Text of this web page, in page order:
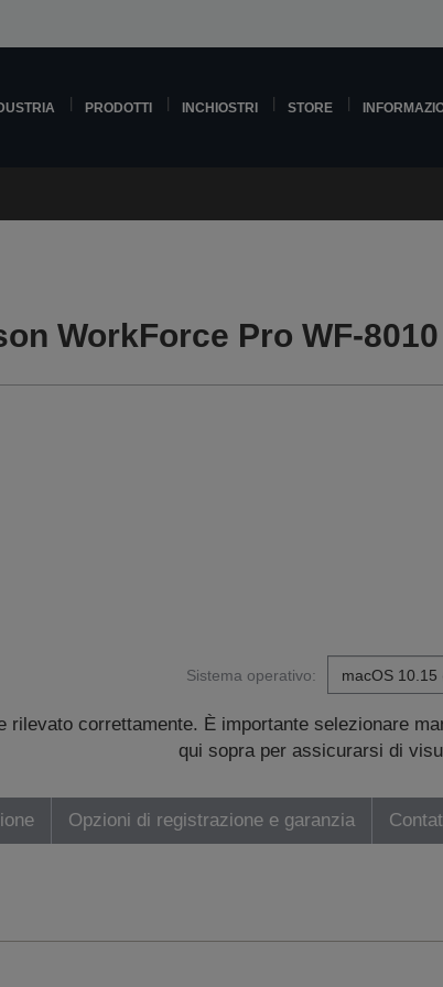
PRODOTTI INCHIOSTRI STORE
WorkForce Pro WF-
Sistema operativo:
rilevato correttamente. È importante selezionare
qui sopra per assicurarsi di
Opzioni di registrazione e garanzia